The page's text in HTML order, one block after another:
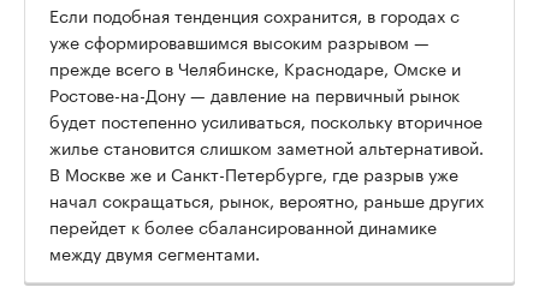
Если подобная тенденция сохранится, в городах с
уже сформировавшимся высоким разрывом —
прежде всего в Челябинске, Краснодаре, Омске и
Ростове-на-Дону — давление на первичный рынок
будет постепенно усиливаться, поскольку вторичное
жилье становится слишком заметной альтернативой.
В Москве же и Санкт-Петербурге, где разрыв уже
начал сокращаться, рынок, вероятно, раньше других
перейдет к более сбалансированной динамике
между двумя сегментами.